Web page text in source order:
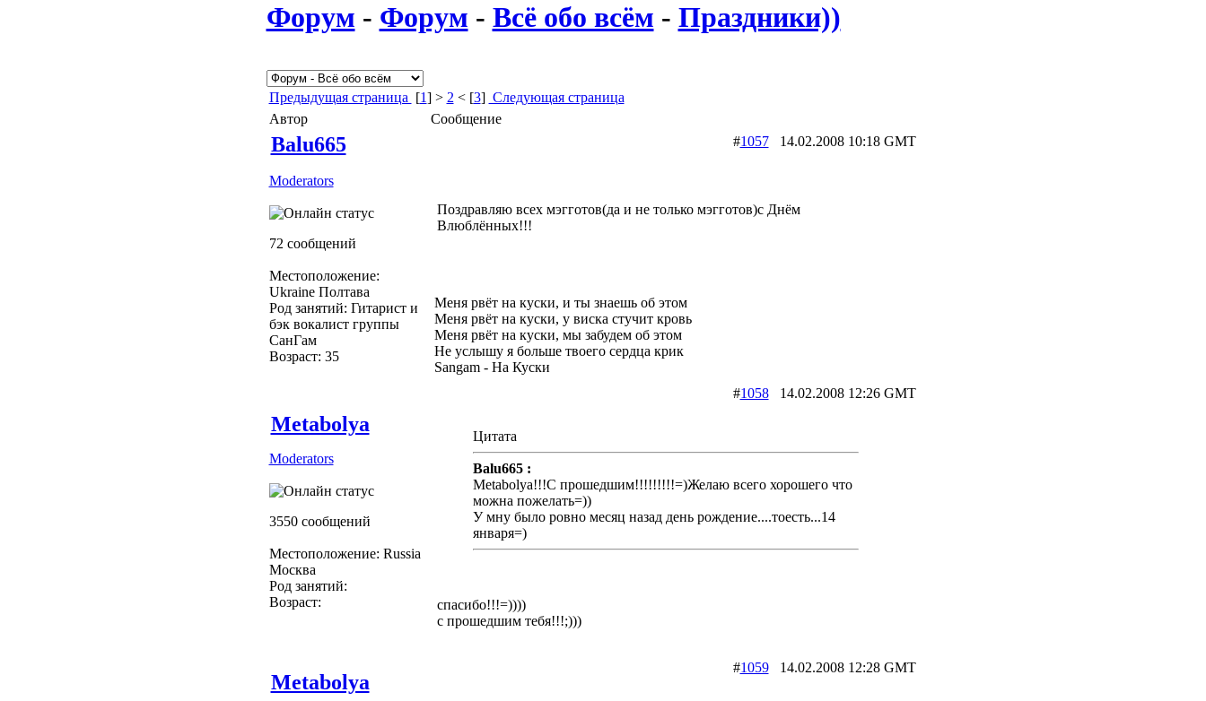
Форум - Форум - Всё обо всём - Праздники))
Предыдущая страница [1] > 2 < [3] Следующая страница
Автор
Сообщение
Balu665
Moderators
72 сообщений
Местоположение:
Ukraine Полтава
Род занятий: Гитарист и
бэк вокалист группы
СанГам
Возраст: 35
#105714.02.2008 10:18 GMT
Поздравляю всех мэгготов(да и не только мэгготов)с Днём
Влюблённых!!!
Меня рвёт на куски, и ты знаешь об этом
Меня рвёт на куски, у виска стучит кровь
Меня рвёт на куски, мы забудем об этом
Не услышу я больше твоего сердца крик
Sangam - На Куски
Metabolya
Moderators
3550 сообщений
Местоположение: Russia
Москва
Род занятий:
Возраст:
#105814.02.2008 12:26 GMT
Цитата
Balu665 :
Metabolya!!!С прошедшим!!!!!!!!!=)Желаю всего хорошего что
можна пожелать=))
У мну было ровно месяц назад день рождение....тоесть...14
января=)
спасибо!!!=))))
с прошедшим тебя!!!;)))
Metabolya
#105914.02.2008 12:28 GMT